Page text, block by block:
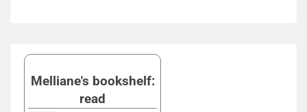
Melliane's bookshelf:
read